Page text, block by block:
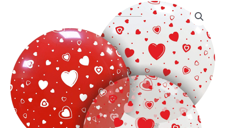
Hearts
Menge